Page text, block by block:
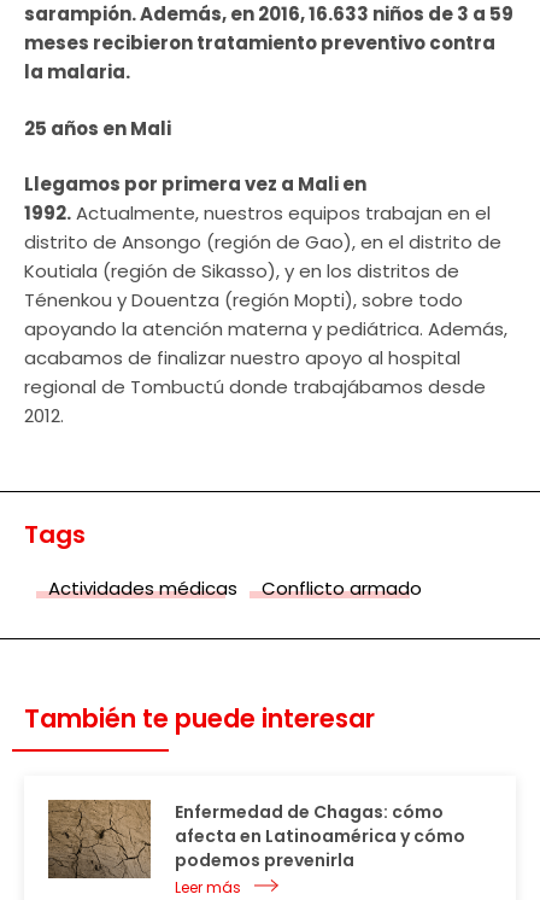
sarampión. Además, en 2016, 16.633 niños de 3 a 59
meses recibieron tratamiento preventivo contra
la malaria.
25 años en Mali
Llegamos por primera vez a Mali en
1992.Actualmente, nuestros equipos trabajan en el
distrito de Ansongo (región de Gao), en el distrito de
Koutiala (región de Sikasso), y en los distritos de
Ténenkou y Douentza (región Mopti), sobre todo
apoyando la atención materna y pediátrica. Además,
acabamos de finalizar nuestro apoyo al hospital
regional de Tombuctú donde trabajábamos desde
2012.
Tags
Actividades médicas Conflicto armado
También te puede interesar
Enfermedad de Chagas: cómo
afecta en Latinoamérica y cómo
podemos prevenirla
Leer más